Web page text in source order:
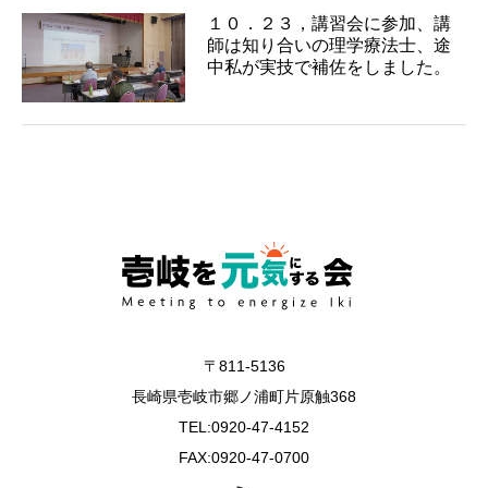
１０．２３，講習会に参加、講
師は知り合いの理学療法士、途
中私が実技で補佐をしました。
〒811-5136
長崎県壱岐市郷ノ浦町片原触368
TEL:0920-47-4152
FAX:0920-47-0700